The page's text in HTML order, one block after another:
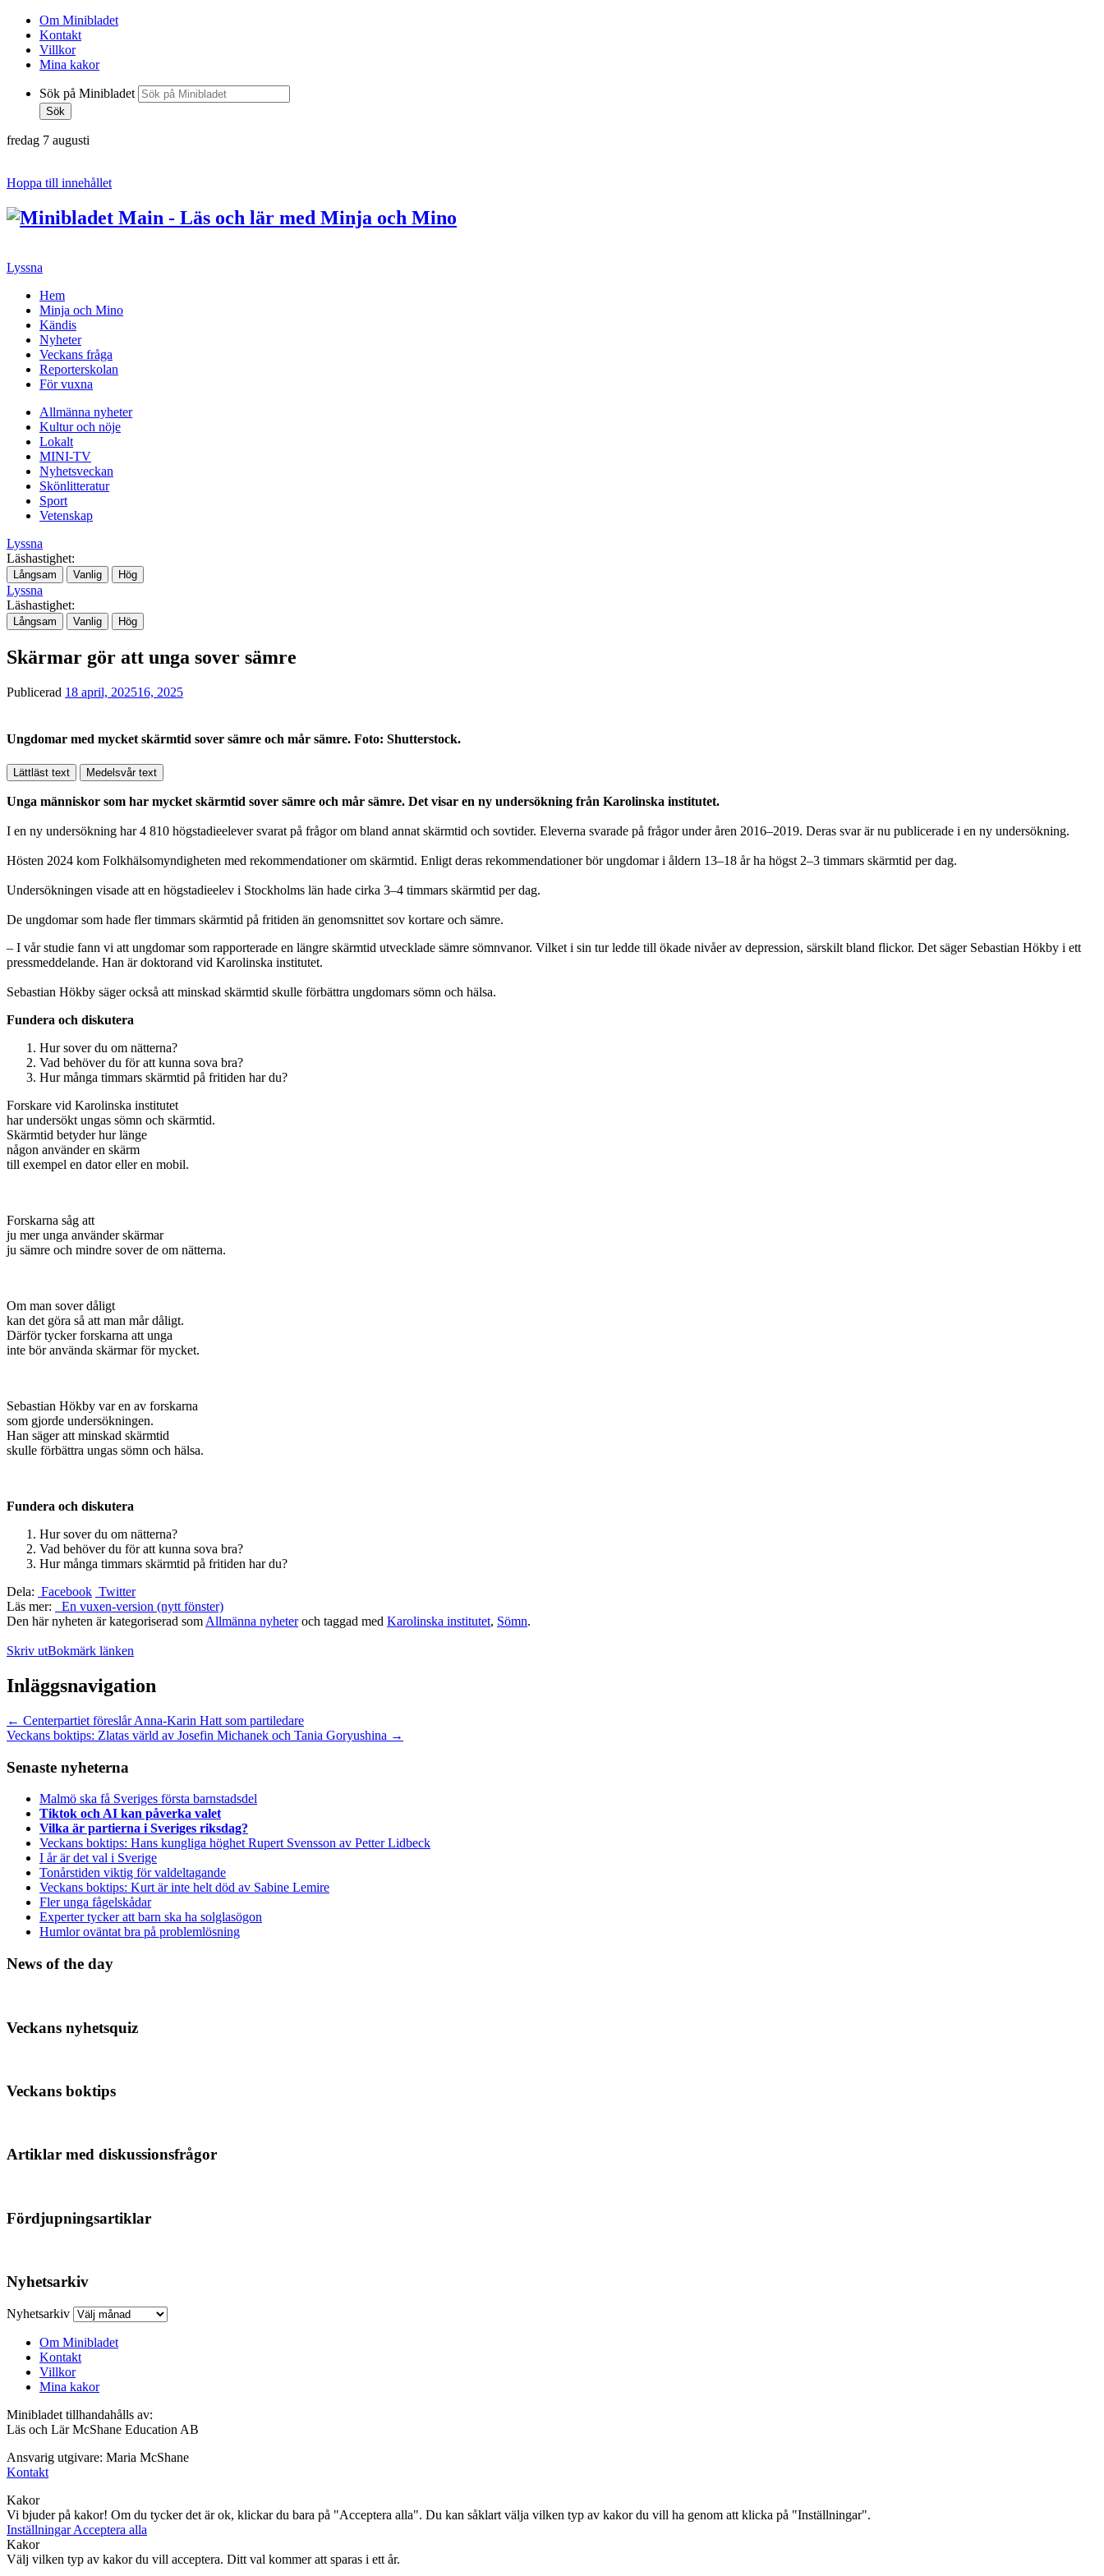
Om Minibladet
Kontakt
Villkor
Mina kakor
Sök på Minibladet
Sök
fredag 7 augusti
Hoppa till innehållet
Lyssna
Hem
Minja och Mino
Kändis
Nyheter
Veckans fråga
Reporterskolan
För vuxna
Allmänna nyheter
Kultur och nöje
Lokalt
MINI-TV
Nyhetsveckan
Skönlitteratur
Sport
Vetenskap
Lyssna
Läshastighet:
Långsam Vanlig Hög
Lyssna
Läshastighet:
Långsam Vanlig Hög
Skärmar gör att unga sover sämre
Publicerad 18 april, 202516, 2025
Ungdomar med mycket skärmtid sover sämre och mår sämre. Foto: Shutterstock.
Lättläst text Medelsvår text
Unga människor som har mycket skärmtid sover sämre och mår sämre. Det visar en ny undersökning från Karolinska institutet.
I en ny undersökning har 4 810 högstadieelever svarat på frågor om bland annat skärmtid och sovtider. Eleverna svarade på frågor under åren 2016–2019. Deras svar är nu publicerade i en ny undersökning.
Hösten 2024 kom Folkhälsomyndigheten med rekommendationer om skärmtid. Enligt deras rekommendationer bör ungdomar i åldern 13–18 år ha högst 2–3 timmars skärmtid per dag.
Undersökningen visade att en högstadieelev i Stockholms län hade cirka 3–4 timmars skärmtid per dag.
De ungdomar som hade fler timmars skärmtid på fritiden än genomsnittet sov kortare och sämre.
– I vår studie fann vi att ungdomar som rapporterade en längre skärmtid utvecklade sämre sömnvanor. Vilket i sin tur ledde till ökade nivåer av depression, särskilt bland flickor. Det säger Sebastian Hökby i ett
pressmeddelande. Han är doktorand vid Karolinska institutet.
Sebastian Hökby säger också att minskad skärmtid skulle förbättra ungdomars sömn och hälsa.
Fundera och diskutera
Hur sover du om nätterna?
Vad behöver du för att kunna sova bra?
Hur många timmars skärmtid på fritiden har du?
Forskare vid Karolinska institutet
har undersökt ungas sömn och skärmtid.
Skärmtid betyder hur länge
någon använder en skärm
till exempel en dator eller en mobil.
Forskarna såg att
ju mer unga använder skärmar
ju sämre och mindre sover de om nätterna.
Om man sover dåligt
kan det göra så att man mår dåligt.
Därför tycker forskarna att unga
inte bör använda skärmar för mycket.
Sebastian Hökby var en av forskarna
som gjorde undersökningen.
Han säger att minskad skärmtid
skulle förbättra ungas sömn och hälsa.
Fundera och diskutera
Hur sover du om nätterna?
Vad behöver du för att kunna sova bra?
Hur många timmars skärmtid på fritiden har du?
Dela: Facebook Twitter
Läs mer:
En vuxen-version (nytt fönster)
Den här nyheten är kategoriserad som Allmänna nyheteroch taggad med Karolinska institutet, Sömn.
Skriv utBokmärk länken
Inläggsnavigation
← Centerpartiet föreslår Anna-Karin Hatt som partiledare
Veckans boktips: Zlatas värld av Josefin Michanek och Tania Goryushina →
Senaste nyheterna
Malmö ska få Sveriges första barnstadsdel
Tiktok och AI kan påverka valet
Vilka är partierna i Sveriges riksdag?
Veckans boktips: Hans kungliga höghet Rupert Svensson av Petter Lidbeck
I år är det val i Sverige
Tonårstiden viktig för valdeltagande
Veckans boktips: Kurt är inte helt död av Sabine Lemire
Fler unga fågelskådar
Experter tycker att barn ska ha solglasögon
Humlor oväntat bra på problemlösning
News of the day
Veckans nyhetsquiz
Veckans boktips
Artiklar med diskussionsfrågor
Fördjupningsartiklar
Nyhetsarkiv
Nyhetsarkiv
Om Minibladet
Kontakt
Villkor
Mina kakor
Minibladet tillhandahålls av:
Läs och Lär McShane Education AB
Ansvarig utgivare: Maria McShane
Kontakt
Kakor
Vi bjuder på kakor! Om du tycker det är ok, klickar du bara på "Acceptera alla". Du kan såklart välja vilken typ av kakor du vill ha genom att klicka på "Inställningar".
InställningarAcceptera alla
Kakor
Välj vilken typ av kakor du vill acceptera. Ditt val kommer att sparas i ett år.